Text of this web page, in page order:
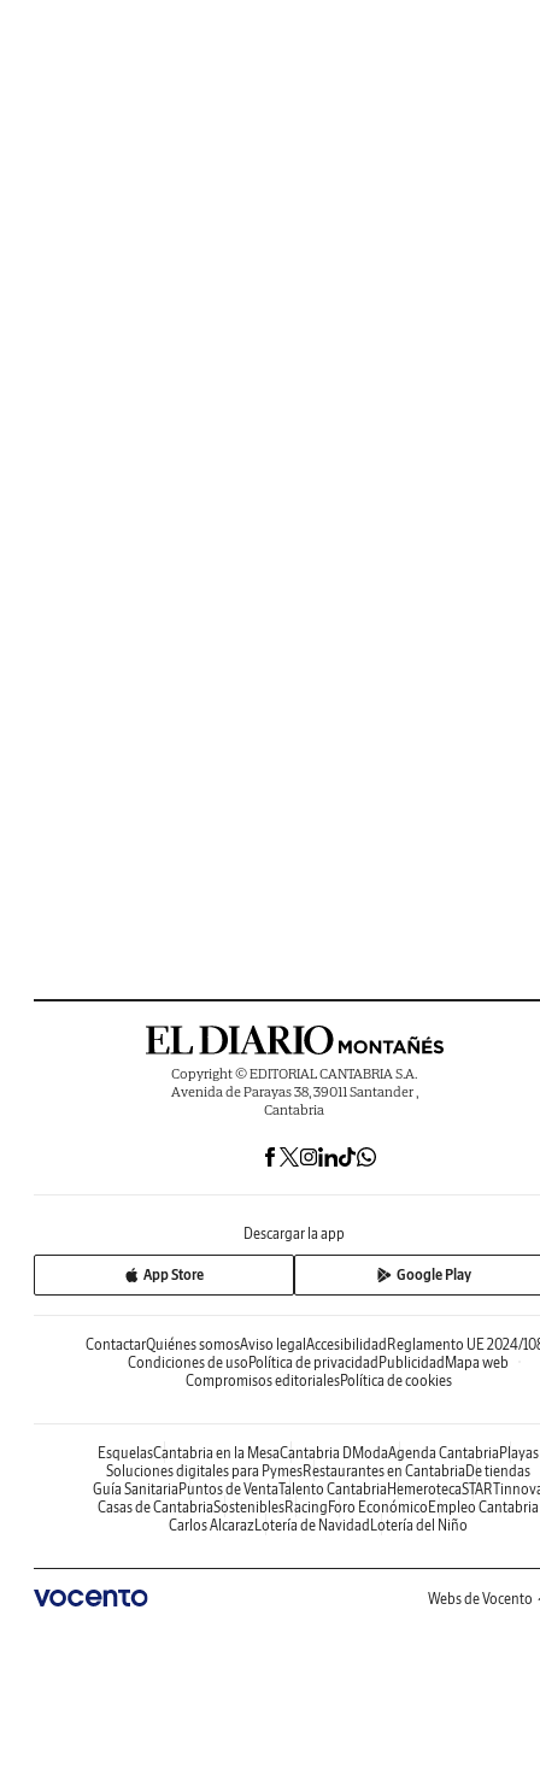
Copyright © EDITORIAL CANTABRIA S.A.
Avenida de Parayas 38, 39011 Santander ,
Cantabria
Descargar la app
App Store Google Play
ContactarQuiénes somosAviso legalAccesibilidadReglamento UE 2024/
Condiciones de usoPolítica de privacidadPublicidadMapa web
Compromisos editorialesPolítica de cookies
EsquelasCantabria en la MesaCantabria DModaAgenda CantabriaPlayas
Soluciones digitales para PymesRestaurantes en CantabriaDe tiendas
Guía SanitariaPuntos de VentaTalento CantabriaHemeroteca
Casas de CantabriaSosteniblesRacingForo EconómicoEmpleo Cantabria
Carlos AlcarazLotería de NavidadLotería del Niño
Webs de Vocento